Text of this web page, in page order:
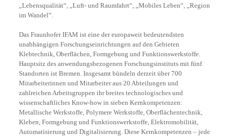
„Lebensqualität“, „Luft- und Raumfahrt“, „Mobiles Leben“, „Region
im Wandel“.
Das Fraunhofer IFAM ist eine der europaweit bedeutendsten
unabhängigen Forschungseinrichtungen auf den Gebieten
Klebtechnik, Oberflächen, Formgebung und Funktionswerkstoffe.
Hauptsitz des anwendungsbezogenen Forschungsinstituts mit fünf
Standorten ist Bremen. Insgesamt bündeln derzeit über 700
Mitarbeiterinnen und Mitarbeiter aus 20 Abteilungen und
zahlreichen Arbeitsgruppen ihr breites technologisches und
wissenschaftliches Know-how in sieben Kernkompetenzen:
Metallische Werkstoffe, Polymere Werkstoffe, Oberflächentechnik,
Kleben, Formgebung und Funktionswerkstoffe, Elektromobilität,
Automatisierung und Digitalisierung. Diese Kernkompetenzen – jede